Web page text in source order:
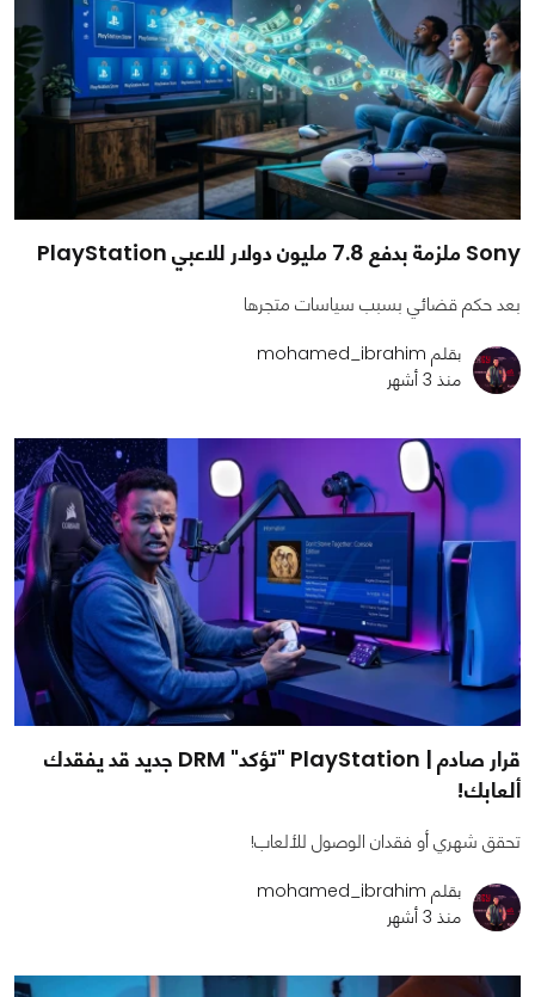
Sony ملزمة بدفع 7.8 مليون دولار للاعبي PlayStation
بعد حكم قضائي بسبب سياسات متجرها
بقلم mohamed_ibrahim
منذ 3 أشهر
قرار صادم | PlayStation "تؤكد" DRM جديد قد يفقدك
ألعابك!
تحقق شهري أو فقدان الوصول للألعاب!
بقلم mohamed_ibrahim
منذ 3 أشهر